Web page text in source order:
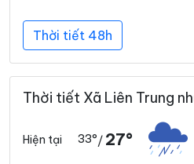
Thời tiết 48h
Thời tiết Xã Liên Trung
Hiện tại 33°/ 27°